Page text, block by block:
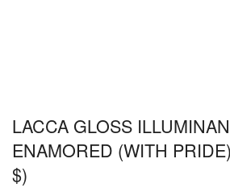
LACCA GLOSS
ENAMORED (WITH
$)